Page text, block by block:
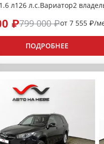
1.6 л126 л.с.Вариатор2
₽799 000 ₽от 7 555 ₽/
ПОДРОБНЕЕ